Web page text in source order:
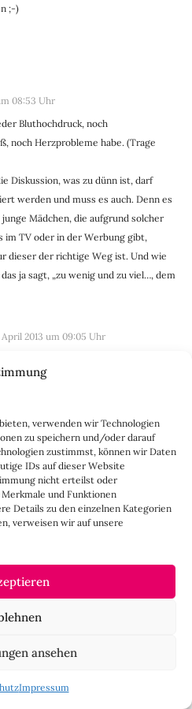
verwenden wir Technologien
zu speichern und/oder darauf
zustimmst, können wir Daten
IDs auf dieser Website
nicht erteilst oder
und Funktionen
Details zu den einzelnen Kategorien
verweisen wir auf unsere
ansehen
Impressum
;-)
08:53 Uhr
Bluthochdruck, noch
noch Herzprobleme habe. (Trage
Diskussion, was zu dünn ist, darf
werden und muss es auch. Denn es
Mädchen, die aufgrund solcher
im TV oder in der Werbung gibt,
dieser der richtige Weg ist. Und wie
ja sagt, „zu wenig und zu viel…, dem
April 2013 um 09:05 Uhr
krass wie alle dünn sein möchten (und
Ich bin 1.75 und 64kg,
eigentlich normal.. aber obwohl ich
wichtiger ist und ich keineswegs
immer wieder mal etwas zu breit.
zu und finde es wichtig, dass Blogs,
Sender ihre Verantwortung wahr
normale Frauen zeigen. Wichtig ist mir
sollte, denn einige wären ganz gerne
den Artikel habe ich sehr gern
Kommentare haben mich dann doch